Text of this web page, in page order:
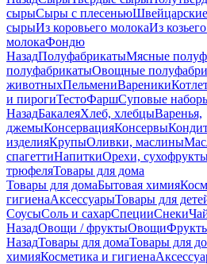
сырыСыры c плесенью
сырыИз коровьего молокаИз
молокаФондю
НазадПолуфабрикатыМясные
полуфабрикатыОвощные
животныхПельмениВареники
и пирогиТестоФаршСуповые
НазадБакалеяХлеб, хлебцыВаренья,
джемыКонсервацияКонсервы
изделияКрупыОливки, маслины
спагеттиНапиткиОрехи,
трюфеляТовары для дома
Товары для домаБытовая химия
гигиенаАксессуарыТовары для
СоусыСоль и сахарСпецииСнеки
НазадОвощи / фруктыОвощи
НазадТовары для домаТовары для
химияКосметика и гигиена